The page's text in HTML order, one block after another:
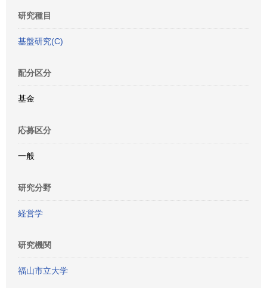
研究種目
基盤研究(C)
配分区分
基金
応募区分
一般
研究分野
経営学
研究機関
福山市立大学